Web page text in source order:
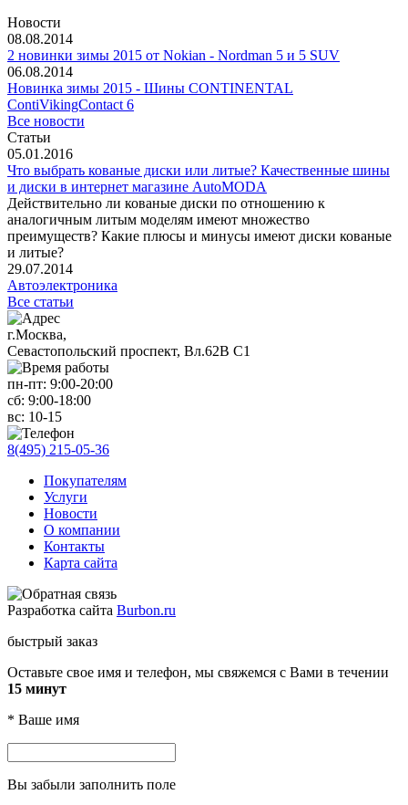
Новости
08.08.2014
2 новинки зимы 2015 от Nokian - Nordman 5 и 5 SUV
06.08.2014
Новинка зимы 2015 - Шины CONTINENTAL
ContiVikingContact 6
Все новости
Статьи
05.01.2016
Что выбрать кованые диски или литые? Качественные шины
и диски в интернет магазине AutoMODA
Действительно ли кованые диски по отношению к
аналогичным литым моделям имеют множество
преимуществ? Какие плюсы и минусы имеют диски кованые
и литые?
29.07.2014
Автоэлектроника
Все статьи
г.Москва,
Севастопольский проспект, Вл.62В С1
пн-пт: 9:00-20:00
сб: 9:00-18:00
вс: 10-15
8(495) 215-05-36
Покупателям
Услуги
Новости
О компании
Контакты
Карта сайта
Разработка сайта Burbon.ru
быстрый заказ
Оставьте свое имя и телефон, мы свяжемся с Вами в течении
15 минут
* Ваше имя
Вы забыли заполнить поле